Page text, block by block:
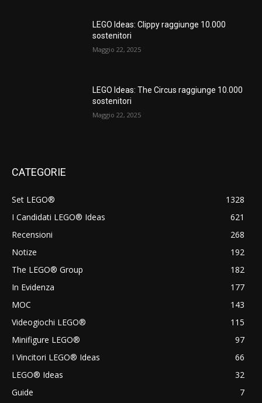
LEGO Ideas: Clippy raggiunge 10.000
sostenitori
Maggio 22, 2025
LEGO Ideas: The Circus raggiunge 10.000
sostenitori
Maggio 22, 2025
CATEGORIE
Set LEGO®
1328
I Candidati LEGO® Ideas
621
Recensioni
268
Notize
192
The LEGO® Group
182
In Evidenza
177
MOC
143
Videogiochi LEGO®
115
Minifigure LEGO®
97
I Vincitori LEGO® Ideas
66
LEGO® Ideas
32
Guide
7